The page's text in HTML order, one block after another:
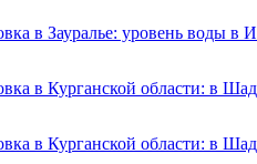
в Зауралье: уровень воды в
в Курганской области: в
в Курганской области: в